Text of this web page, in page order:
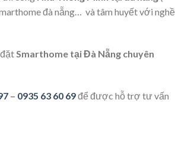
đà nẵng… và tâm huyết với nghề
Smarthome tại Đà Nẵng chuyên
– 0935 63 60 69để được hỗ trợ tư vấn